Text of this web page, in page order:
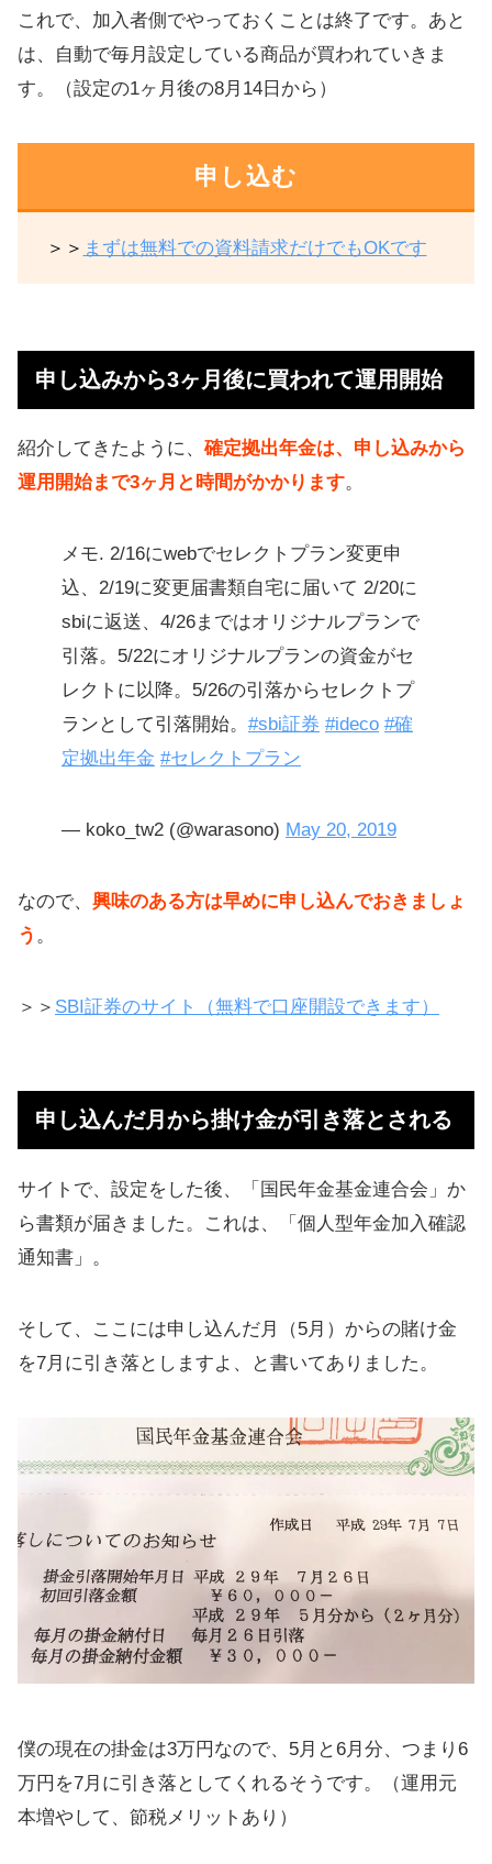
これで、加入者側でやっておくことは終了です。あと
は、自動で毎月設定している商品が買われていきま
す。（設定の1ヶ月後の8月14日から）
申し込む
＞＞ まずは無料での資料請求だけでもOKです
申し込みから3ヶ月後に買われて運用開始
紹介してきたように、 確定拠出年金は、申し込みから
運用開始まで3ヶ月と時間がかかります。
メモ. 2/16にwebでセレクトプラン変更申
込、2/19に変更届書類自宅に届いて 2/20に
sbiに返送、4/26まではオリジナルプランで
引落。5/22にオリジナルプランの資金がセ
レクトに以降。5/26の引落からセレクトプ
ランとして引落開始。 #sbi証券 #ideco #確
定拠出年金 #セレクトプラン
— koko_tw2 (@warasono) May 20, 2019
なので、 興味のある方は早めに申し込んでおきましょ
う 。
＞＞ SBI証券のサイト（無料で口座開設できます）
申し込んだ月から掛け金が引き落とされる
サイトで、設定をした後、「国民年金基金連合会」か
ら書類が届きました。これは、「個人型年金加入確認
通知書」。
そして、ここには申し込んだ月（5月）からの賭け金
を7月に引き落としますよ、と書いてありました。
僕の現在の掛金は3万円なので、5月と6月分、つまり6
万円を7月に引き落としてくれるそうです。（運用元
本増やして、節税メリットあり）